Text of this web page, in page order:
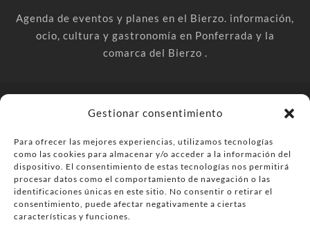
Gestionar consentimiento
Para ofrecer las mejores experiencias, utilizamos tecnologías
como las cookies para almacenar y/o acceder a la información del
dispositivo. El consentimiento de estas tecnologías nos permitirá
procesar datos como el comportamiento de navegación o las
identificaciones únicas en este sitio. No consentir o retirar el
consentimiento, puede afectar negativamente a ciertas
características y funciones.
Agenda de eventos y planes en el Bierzo. información,
ocio, cultura y gastronomía en Ponferrada y la
comarca del Bierzo .
comarca del Bierzo
Anúnciate
Más información sobre las cookies
Envía tu negocio
Contacta Política de privacidad